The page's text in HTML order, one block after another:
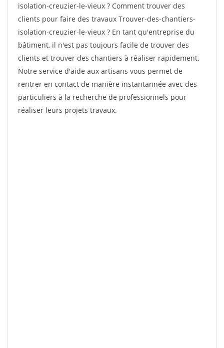
isolation-creuzier-le-vieux ? Comment trouver des
clients pour faire des travaux Trouver-des-chantiers-
isolation-creuzier-le-vieux ? En tant qu'entreprise du
bâtiment, il n'est pas toujours facile de trouver des
clients et trouver des chantiers à réaliser rapidement.
Notre service d'aide aux artisans vous permet de
rentrer en contact de manière instantannée avec des
particuliers à la recherche de professionnels pour
réaliser leurs projets travaux.